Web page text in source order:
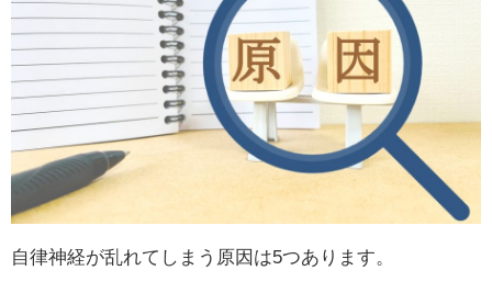
自律神経が乱れてしまう原因は5つあります。